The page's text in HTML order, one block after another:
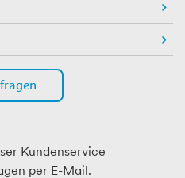
Kundenservice
per E-Mail.